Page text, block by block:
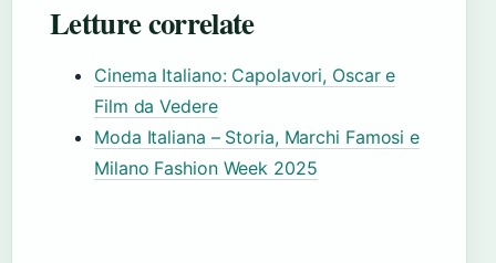
Letture correlate
Cinema Italiano: Capolavori, Oscar e
Film da Vedere
Moda Italiana – Storia, Marchi Famosi e
Milano Fashion Week 2025